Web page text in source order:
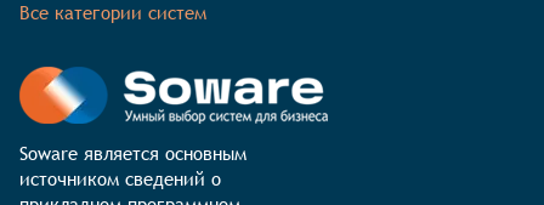
Все категории систем
Soware является основным
источником сведений о